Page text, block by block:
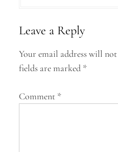
a
i
a
Leave a Reply
Your email address will
fields are marked *
Comment *